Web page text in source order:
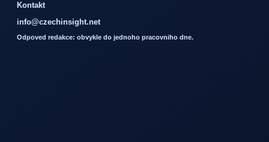
Kontakt
info@czechinsight.net
Odpoved redakce: obvykle do jednoho pracovniho dne.